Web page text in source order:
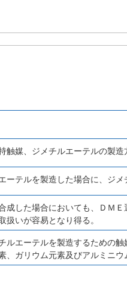
触媒、ジメチルエーテルの製造
ーテルを製造した場合に、ジ
成した場合においても、ＤＭＥ
扱いが容易となり得る。
エーテルを製造するための触
、ガリウム元素及びアルミニ